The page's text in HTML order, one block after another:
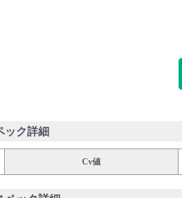
ック詳細
Cv値